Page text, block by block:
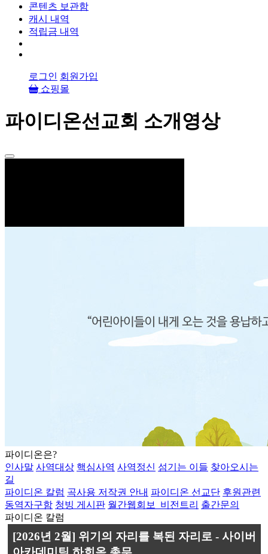
콘텐츠 보관함
캐시 내역
적립금 내역
로그인 회원가입
쇼핑몰
파이디온선교회 소개영상
파이디온은?
인사말 사역대상 핵심사역 사역정신 섬기는 이들 찾아오시는
길
파이디온 칼럼 곡사용 저작권 안내 파이디온 선교단 후원관련
동역자구함 청빙 게시판 월간웹회보_비전트리 출간문의
파이디온 칼럼
[2026년 2월] 위기의 자리를 복된 자리로 - 사이버